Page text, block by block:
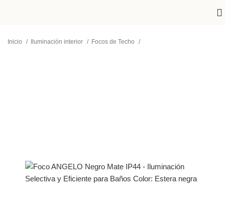
Inicio Iluminación interior Focos de Techo